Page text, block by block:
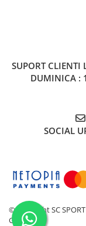
SUPORT CLIENTI
DUMINICA :
SOCIAL
©Copyright SC
Gomag